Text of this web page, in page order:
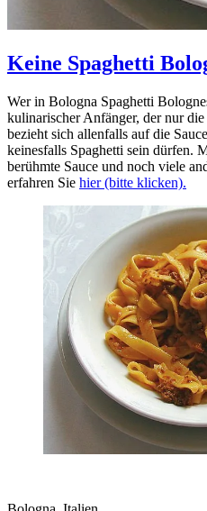
Keine Spaghetti
Wer in Bologna Spaghetti
kulinarischer Anfänger, der nur
bezieht sich allenfalls auf die
keinesfalls Spaghetti sein dürfen.
berühmte Sauce und noch viele
erfahren Sie hier (bitte klicken).